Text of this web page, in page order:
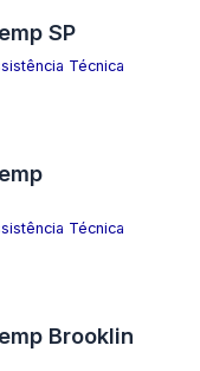
SP
Técnica
Técnica
Brooklin